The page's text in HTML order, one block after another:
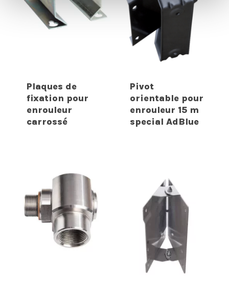
Plaques de
fixation pour
enrouleur
carrossé
Pivot
orientable pour
enrouleur 15 m
special AdBlue